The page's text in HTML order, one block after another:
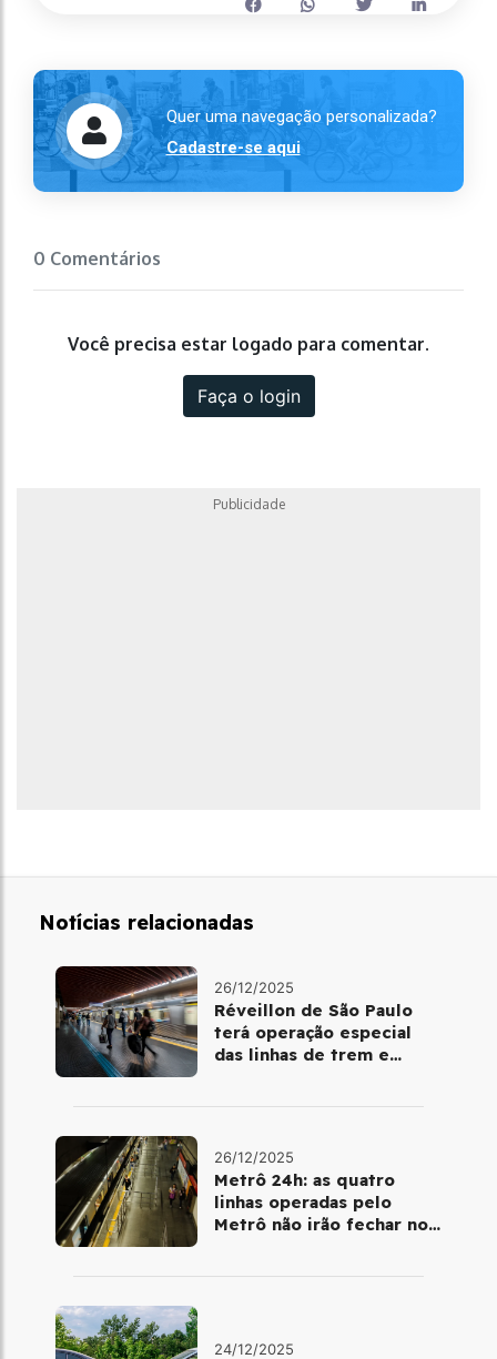
Quer uma navegação personalizada?
Cadastre-se aqui
0 Comentários
Você precisa estar logado para comentar.
Faça o login
Publicidade
Notícias relacionadas
26/12/2025
Réveillon de São Paulo
terá operação especial
das linhas de trem e
26/12/2025
Metrô 24h: as quatro
linhas operadas pelo
Metrô não irão fechar no
24/12/2025